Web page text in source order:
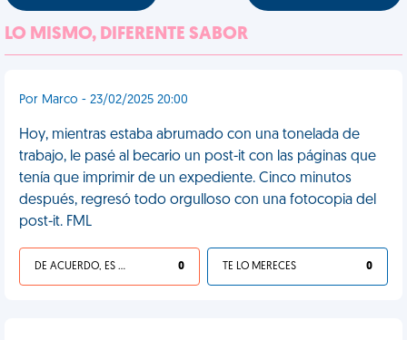
LO MISMO, DIFERENTE SABOR
Por Marco - 23/02/2025 20:00
Hoy, mientras estaba abrumado con una tonelada de
trabajo, le pasé al becario un post-it con las páginas que
tenía que imprimir de un expediente. Cinco minutos
después, regresó todo orgulloso con una fotocopia del
post-it. FML
DE ACUERDO, ES UNA VIDA HP 0 TE LO MERECES 0